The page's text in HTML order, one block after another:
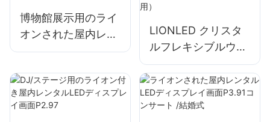
博物館展示用のライ
オンされた屋内レン
タルLEDディスプレ
LIONLED クリスタ
ルフレキシブルウィ
ンドウ 自己粘着式透
明LEDスクリーン
（窓広告用）